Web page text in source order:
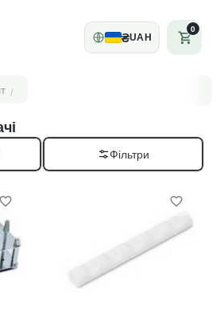
₴UAH
0
/